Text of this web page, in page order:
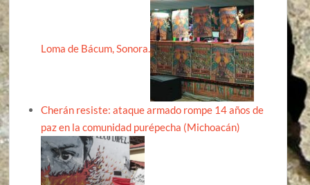
Loma de Bácum, Sonora.
Cherán resiste: ataque armado rompe 14 años de
paz en la comunidad purépecha (Michoacán)